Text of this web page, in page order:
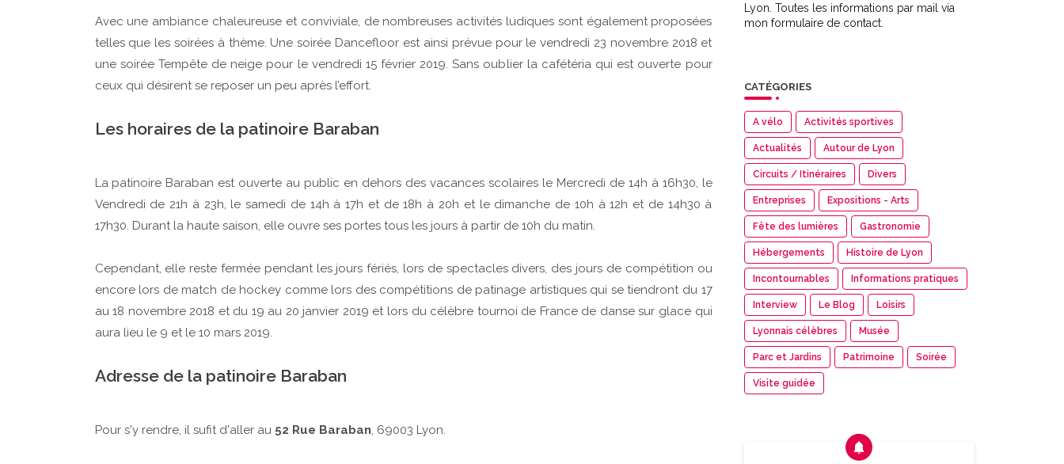
Avec une ambiance chaleureuse et conviviale, de nombreuses activités ludiques sont également proposées
telles que les soirées à thème. Une soirée Dancefloor est ainsi prévue pour le vendredi 23 novembre 2018 et
une soirée Tempête de neige pour le vendredi 15 février 2019. Sans oublier la cafétéria qui est ouverte pour
ceux qui désirent se reposer un peu après l’effort.
Les horaires de la patinoire Baraban
La patinoire Baraban est ouverte au public en dehors des vacances scolaires le Mercredi de 14h à 16h30, le
Vendredi de 21h à 23h, le samedi de 14h à 17h et de 18h à 20h et le dimanche de 10h à 12h et de 14h30 à
17h30. Durant la haute saison, elle ouvre ses portes tous les jours à partir de 10h du matin.
Cependant, elle reste fermée pendant les jours fériés, lors de spectacles divers, des jours de compétition ou
encore lors de match de hockey comme lors des compétitions de patinage artistiques qui se tiendront du 17
au 18 novembre 2018 et du 19 au 20 janvier 2019 et lors du célèbre tournoi de France de danse sur glace qui
aura lieu le 9 et le 10 mars 2019.
Adresse de la patinoire Baraban
Pour s'y rendre, il sufit d'aller au 52 Rue Baraban , 69003 Lyon.
Lyon. Toutes les informations par mail via
mon formulaire de contact.
CATÉGORIES
A vélo Activités sportives
Actualités Autour de Lyon
Circuits / Itinéraires Divers
Entreprises Expositions - Arts
Fête des lumières Gastronomie
Hébergements Histoire de Lyon
Incontournables Informations pratiques
Interview Le Blog Loisirs
Lyonnais célèbres Musée
Parc et Jardins Patrimoine Soirée
Visite guidée